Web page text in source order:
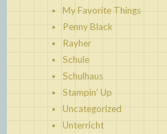
My Favorite Things
Penny Black
Rayher
Schule
Schulhaus
Stampin' Up
Uncategorized
Unterricht